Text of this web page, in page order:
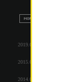
2019.05.07
2015.06.25
2014.08.06